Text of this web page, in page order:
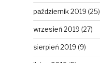
październik 2019 (25)
wrzesień 2019 (27)
sierpień 2019 (9)